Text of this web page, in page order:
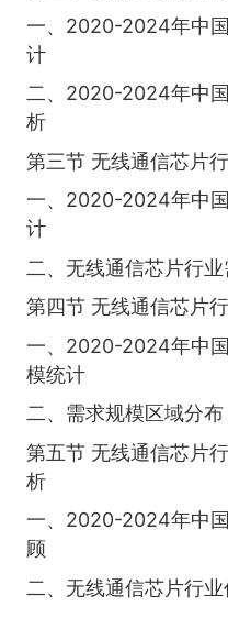
一、2020-2024年中
计
二、2020-2024年中
析
第三节 无线通信芯片
一、2020-2024年中
计
二、无线通信芯片行
第四节 无线通信芯片
一、2020-2024年中
模统计
二、需求规模区域分布
第五节 无线通信芯片
析
一、2020-2024年中
顾
二、无线通信芯片行